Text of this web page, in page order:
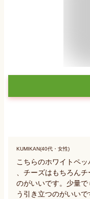
KUMIKAN(40代・女性)
こちらのホワイトペ
、チーズはもちろん
のがいいです。少量
う引き立つのがいいで